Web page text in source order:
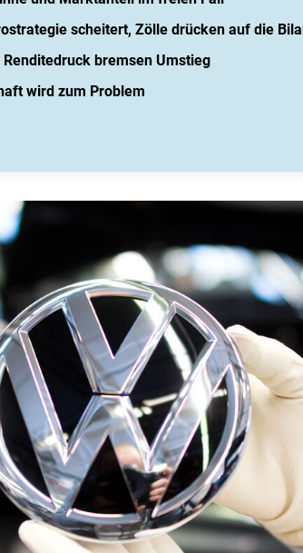
scheitert, Zölle drücken auf die
bremsen Umstieg
wird zum Problem